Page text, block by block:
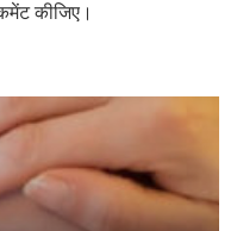
कीजिए।